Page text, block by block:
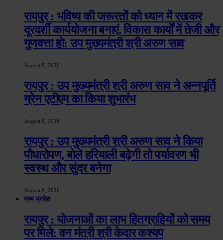
रायपुर : भविष्य की जरूरतों को ध्यान में रखकर
दूरदर्शी कार्ययोजना बनाएं, विकास कार्यों में तेजी और
गुणवत्ता हो: उप मुख्यमंत्री श्री अरुण साव
August 8, 2026
रायपुर : उप मुख्यमंत्री श्री अरुण साव ने अन्नपूर्ति
ग्रेन एटीएम का किया शुभारंभ
August 8, 2026
रायपुर : उप मुख्यमंत्री श्री अरुण साव ने किया
पौधारोपण, बोले हरियाली बढ़ेगी तो पर्यावरण भी
स्वस्थ और सुंदर बनेगा
August 8, 2026
मध्य प्रदेश
रायपुर : योजनाओं का लाभ हितग्राहियों को समय
पर मिले: वन मंत्री श्री केदार कश्यप